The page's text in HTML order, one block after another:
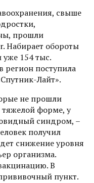
свыше
прошли
Набирает обороты
154 тыс.
регион поступила
Лайт».
не прошли
тяжелой форме, у
синдром, –
получил
снижение уровня
организма.
В
пункт.